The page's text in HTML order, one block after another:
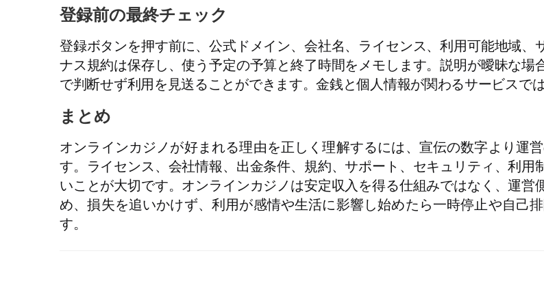
登録前の最終チェック
登録ボタンを押す前に、公式ドメイン、会社名、ライセンス、利用可能地域
ナス規約は保存し、使う予定の予算と終了時間をメモします。説明が曖昧な
で判断せず利用を見送ることができます。金銭と個人情報が関わるサービスで
まとめ
オンラインカジノが好まれる理由を正しく理解するには、宣伝の数字より運
す。ライセンス、会社情報、出金条件、規約、サポート、セキュリティ、利
いことが大切です。オンラインカジノは安定収入を得る仕組みではなく、運
め、損失を追いかけず、利用が感情や生活に影響し始めたら一時停止や自己
す。